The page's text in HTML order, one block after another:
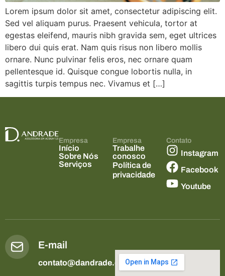
Lorem ipsum dolor sit amet, consectetur adipiscing elit.
Sed vel aliquam purus. Praesent vehicula, tortor at
egestas eleifend, mauris nibh gravida sem, eget ultrices
libero dui quis erat. Nam quis risus non libero mollis
ornare. Nunc pulvinar felis eros, nec ornare quam
pellentesque id. Quisque congue lobortis nulla, in
sagittis turpis tempus nec. Vivamus et […]
Empresa
Início
Sobre Nós
Serviços
Empresa
Trabalhe
conosco
Política de
privacidade
Contato
Instagram
Facebook
Youtube
E-mail
contato@dandrade.com.br